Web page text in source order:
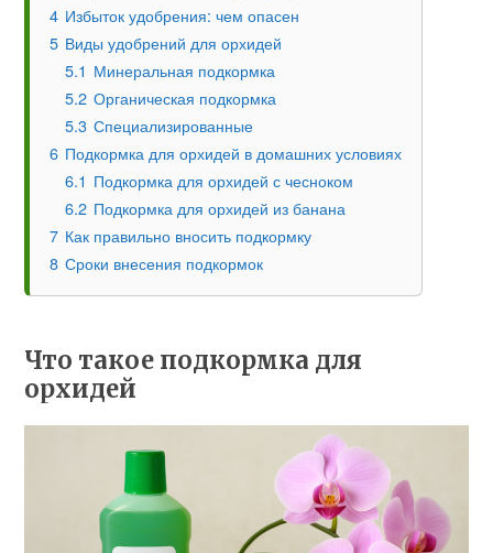
4 Избыток удобрения: чем опасен
5 Виды удобрений для орхидей
5.1 Минеральная подкормка
5.2 Органическая подкормка
5.3 Специализированные
6 Подкормка для орхидей в домашних условиях
6.1 Подкормка для орхидей с чесноком
6.2 Подкормка для орхидей из банана
7 Как правильно вносить подкормку
8 Сроки внесения подкормок
Что такое подкормка для
орхидей